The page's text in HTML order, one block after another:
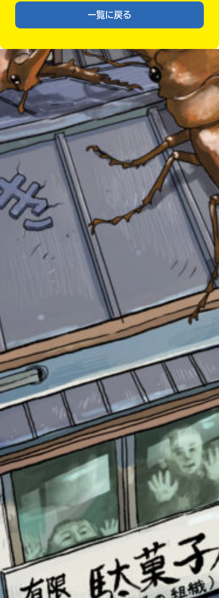
Loading.
みんなの絵が
見られる
ギャラリー
自分だけの
本だなが作れる！
みんなからのお手紙が
読める
一覧に戻る
い
え
で、
も
一
度
認
し
て
み
て
戻
る